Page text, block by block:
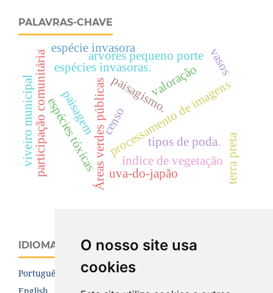
O nosso site usa
cookies
PALAVRAS-CHAVE
Áreas verdes públicasprocessamento de imagens
espécies tóxicas
espécies invasoras.
arvores pequeno porte
tipos de poda.
paisagismo.
censo
participação comunitária índice de vegetação
viveiro municipal valoração
terra preta
vasos
uva-do-japão
espécie invasora
paisagem
IDIOMA
Português (Brasil)